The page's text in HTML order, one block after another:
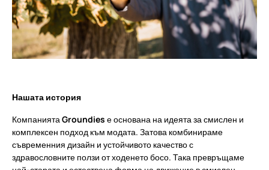
Нашата история
Компанията Groundies е основана на идеята за смислен и
комплексен подход към модата. Затова комбинираме
съвременния дизайн и устойчивото качество с
здравословните ползи от ходенето босо. Така превръщаме